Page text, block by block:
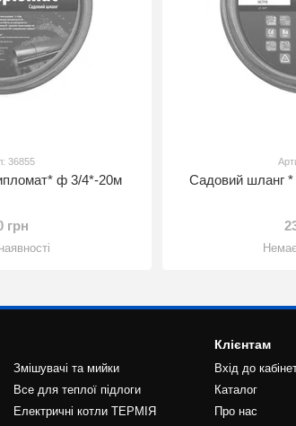
36855
ф 3/4*-20м
грн
Садовий шланг
Змішувачі та мийки
Все для теплої підлоги
Електричні котли ТЕРМІЯ
Клієнтам
Вхід до
Каталог
Про нас